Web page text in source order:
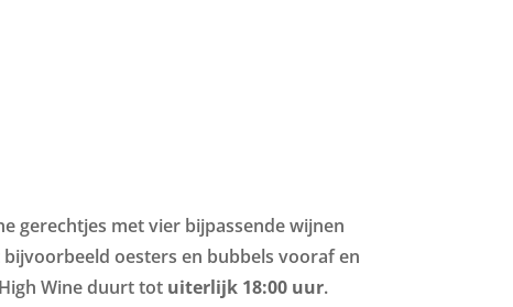
gerechtjes met vier bijpassende wijnen
oesters en bubbels vooraf en
Wine duurt tot uiterlijk 18:00 uur.